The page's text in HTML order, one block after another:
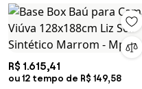
R$ 1.615,41
ou 12 tempo de R$ 149,58